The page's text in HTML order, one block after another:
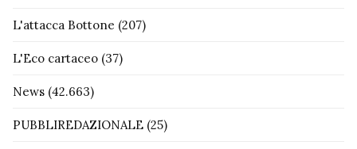
L'attacca Bottone (207)
L'Eco cartaceo (37)
News (42.663)
PUBBLIREDAZIONALE (25)